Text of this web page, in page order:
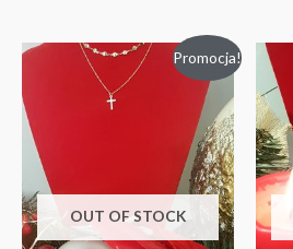
Promocja!
OUT OF STOCK